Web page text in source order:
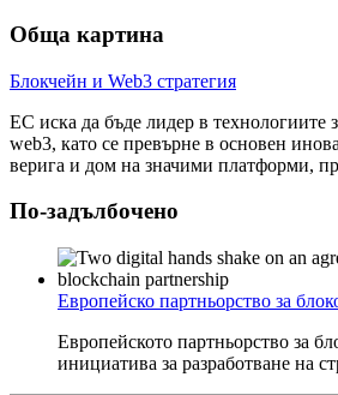
Обща картина
Блокчейн и Web3 стратегия
ЕС иска да бъде лидер в технологиите
web3, като се превърне в основен
верига и дом на значими платформи,
По-задълбочено
Европейско партньорство за
Европейското партньорство за
инициатива за разработване на